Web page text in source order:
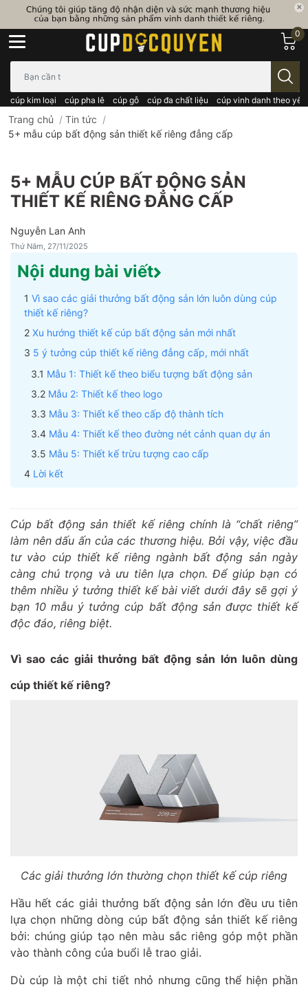
cúp kim loại cúp pha lê cúp gỗ cúp đa chất liệu cúp vinh danh theo
0
Trang chủ / Tin tức /
5+ mẫu cúp bất động sản thiết kế riêng đẳng cấp
5+ MẪU CÚP BẤT ĐỘNG SẢN
THIẾT KẾ RIÊNG ĐẲNG CẤP
Nguyễn Lan Anh
Thứ Năm, 27/11/2025
Nội dung bài viết
Vì sao các giải thưởng bất động sản lớn luôn dùng cúp
thiết kế riêng?
Xu hướng thiết kế cúp bất động sản mới nhất
5 ý tưởng cúp thiết kế riêng đẳng cấp, mới nhất
Mẫu 1: Thiết kế theo biểu tượng bất động sản
Mẫu 2: Thiết kế theo logo
Mẫu 3: Thiết kế theo cấp độ thành tích
Mẫu 4: Thiết kế theo đường nét cảnh quan dự án
Mẫu 5: Thiết kế trừu tượng cao cấp
Lời kết
Cúp bất động sản thiết kế riêng chính là “chất riêng”
làm nên dấu ấn của các thương hiệu. Bởi vậy, việc đầu
tư vào cúp thiết kế riêng ngành bất động sản ngày
càng chú trọng và ưu tiên lựa chọn. Để giúp bạn có
thêm nhiều ý tưởng thiết kế bài viết dưới đây sẽ gợi ý
bạn 10 mẫu ý tưởng cúp bất động sản được thiết kế
độc đáo, riêng biệt.
Vì sao các giải thưởng bất động sản lớn luôn dùng
cúp thiết kế riêng?
Các giải thưởng lớn thường chọn thiết kế cúp riêng
Hầu hết các giải thưởng bất động sản lớn đều ưu tiên
lựa chọn những dòng cúp bất động sản thiết kế riêng
bởi: chúng giúp tạo nên màu sắc riêng góp một phần
vào thành công của buổi lễ trao giải.
Dù cúp là một chi tiết nhỏ nhưng cũng thể hiện phần